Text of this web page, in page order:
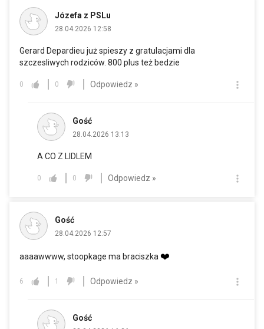
Józefa z PSLu
28.04.2026 12:58
Gerard Depardieu już spieszy z gratulacjami dla
szczesliwych rodziców. 800 plus też bedzie
0 0 Odpowiedz »
Gość
28.04.2026 13:13
A CO Z LIDLEM
0 0 Odpowiedz »
Gość
28.04.2026 12:57
aaaawwww, stoopkage ma braciszka ❤️
6 1 Odpowiedz »
Gość